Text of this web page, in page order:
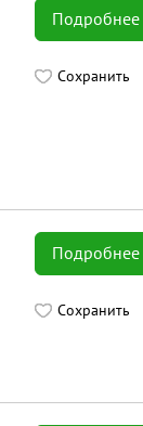
Подробнее
Сохранить
Подробнее
Сохранить